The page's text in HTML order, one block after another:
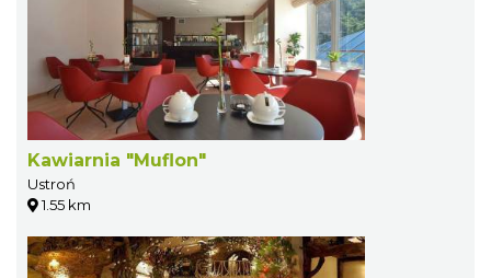
Kawiarnia "Muflon"
Ustroń
1.55 km